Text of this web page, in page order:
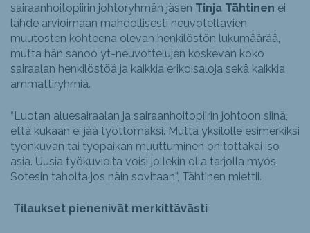
sairaanhoitopiirin johtoryhmän jäsen Tinja Tähtinen ei
lähde arvioimaan mahdollisesti neuvoteltavien
muutosten kohteena olevan henkilöstön lukumäärää,
mutta hän sanoo yt-neuvottelujen koskevan koko
sairaalan henkilöstöä ja kaikkia erikoisaloja sekä kaikkia
ammattiryhmiä.
“Luotan aluesairaalan ja sairaanhoitopiirin johtoon siinä,
että kukaan ei jää työttömäksi. Mutta yksilölle esimerkiksi
työnkuvan tai työpaikan muuttuminen on tottakai iso
asia. Uusia työkuvioita voisi jollekin olla tarjolla myös
Sotesin taholta jos näin sovitaan”, Tähtinen miettii.
Tilaukset pienenivät merkittävästi